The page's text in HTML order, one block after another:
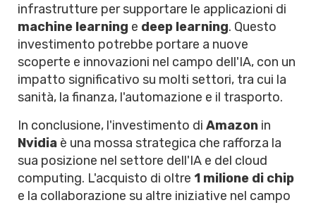
infrastrutture per supportare le applicazioni di
machine learning e deep learning. Questo
investimento potrebbe portare a nuove
scoperte e innovazioni nel campo dell'IA, con un
impatto significativo su molti settori, tra cui la
sanità, la finanza, l'automazione e il trasporto.
In conclusione, l'investimento di Amazon in
Nvidia è una mossa strategica che rafforza la
sua posizione nel settore dell'IA e del cloud
computing. L'acquisto di oltre 1 milione di chip
e la collaborazione su altre iniziative nel campo